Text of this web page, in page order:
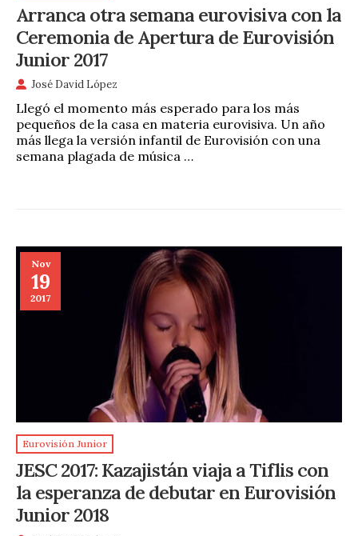
Arranca otra semana eurovisiva con la
Ceremonia de Apertura de Eurovisión
Junior 2017
José David López
Llegó el momento más esperado para los más
pequeños de la casa en materia eurovisiva. Un año
más llega la versión infantil de Eurovisión con una
semana plagada de música …
Nov
19
2017
Eurovisión Junior
JESC 2017: Kazajistán viaja a Tiflis con
la esperanza de debutar en Eurovisión
Junior 2018